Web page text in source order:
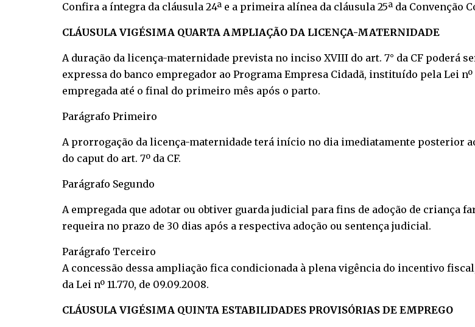
Confira a íntegra da cláusula 24ª e a primeira alínea da cláusula 25ª da Convenção
CLÁUSULA VIGÉSIMA QUARTA AMPLIAÇÃO DA LICENÇA-MATERNIDADE
A duração da licença-maternidade prevista no inciso XVIII do art. 7° da CF poderá
expressa do banco empregador ao Programa Empresa Cidadã, instituído pela Lei nº
empregada até o final do primeiro mês após o parto.
Parágrafo Primeiro
A prorrogação da licença-maternidade terá início no dia imediatamente posterior
do caput do art. 7º da CF.
Parágrafo Segundo
A empregada que adotar ou obtiver guarda judicial para fins de adoção de criança
requeira no prazo de 30 dias após a respectiva adoção ou sentença judicial.
Parágrafo Terceiro
A concessão dessa ampliação fica condicionada à plena vigência do incentivo
da Lei nº 11.770, de 09.09.2008.
CLÁUSULA VIGÉSIMA QUINTA ESTABILIDADES PROVISÓRIAS DE EMPREGO